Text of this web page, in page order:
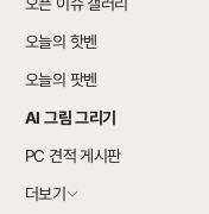
오늘의 핫벤
오늘의 팟벤
AI 그림 그리기
PC 견적 게시판
더보기